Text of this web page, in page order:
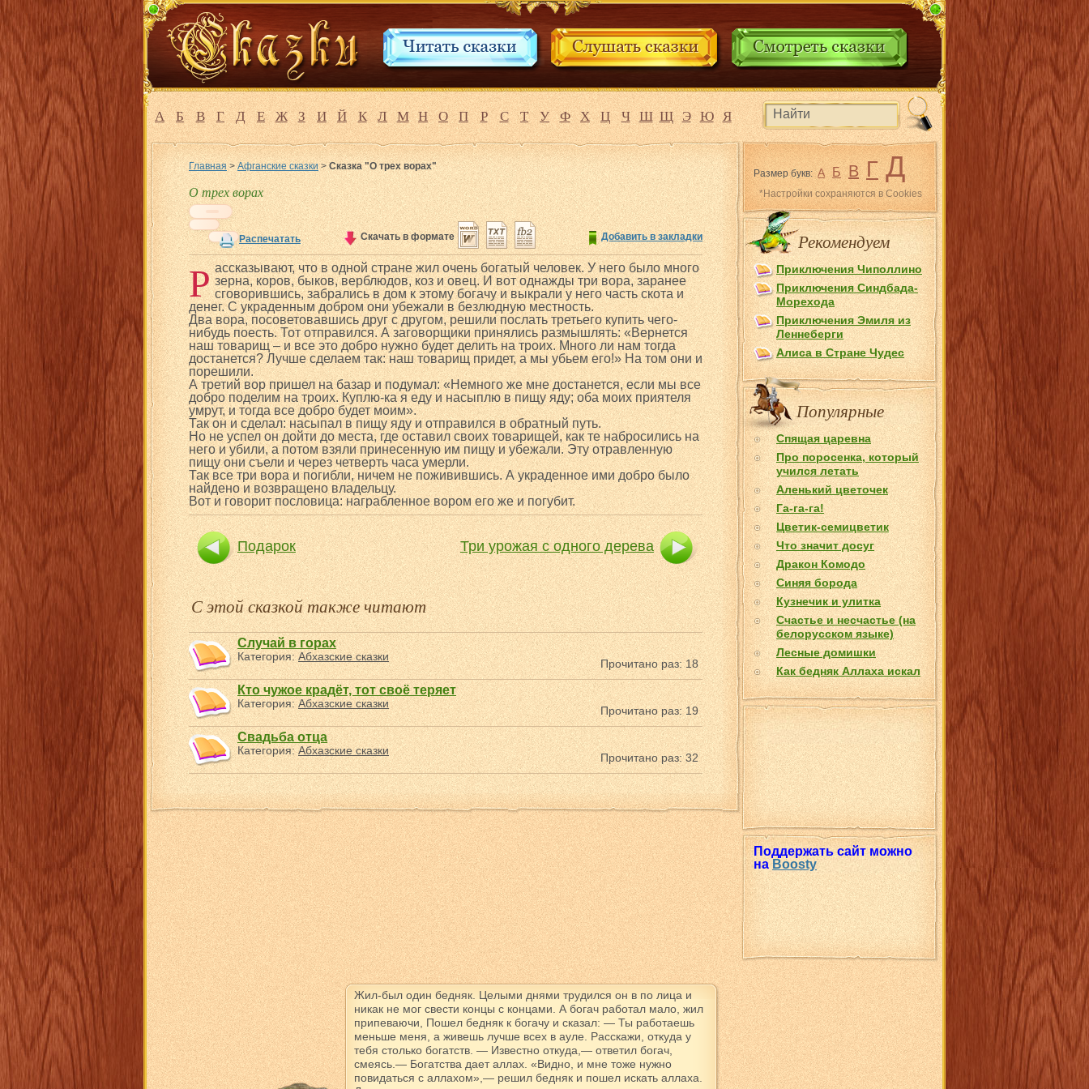
А Б В Г Д Е Ж З И Й К Л М Н О П Р С Т У Ф Х Ц Ч Ш Щ Э Ю Я
Размер букв: А Б В Г Д
*Настройки сохраняются в Cookies
Рекомендуем
Приключения Чиполлино
Приключения Синдбада-
Морехода
Приключения Эмиля из
Лeннеберги
Алиса в Стране Чудес
Популярные
Спящая царевна
Про поросенка, который
учился летать
Аленький цветочек
Га-га-га!
Цветик-семицветик
Что значит досуг
Дракон Комодо
Синяя борода
Кузнечик и улитка
Счастье и несчастье (на
белорусском языке)
Лесные домишки
Как бедняк Аллаха искал
Поддержать сайт можно
наBoosty
Главная >Афганские сказки>Сказка "О трех ворах"
О трех ворах
Распечатать Добавить в закладки
Скачать в формате
Р ассказывают, что в одной стране жил очень богатый человек. У него было много
зерна, коров, быков, верблюдов, коз и овец. И вот однажды три вора, заранее
сговорившись, забрались в дом к этому богачу и выкрали у него часть скота и
денег. С украденным добром они убежали в безлюдную местность.
Два вора, посоветовавшись друг с другом, решили послать третьего купить чего-
нибудь поесть. Тот отправился. А заговорщики принялись размышлять: «Вернется
наш товарищ – и все это добро нужно будет делить на троих. Много ли нам тогда
достанется? Лучше сделаем так: наш товарищ придет, а мы убьем его!» На том они и
порешили.
А третий вор пришел на базар и подумал: «Немного же мне достанется, если мы все
добро поделим на троих. Куплю-ка я еду и насыплю в пищу яду; оба моих приятеля
умрут, и тогда все добро будет моим».
Так он и сделал: насыпал в пищу яду и отправился в обратный путь.
Но не успел он дойти до места, где оставил своих товарищей, как те набросились на
него и убили, а потом взяли принесенную им пищу и убежали. Эту отравленную
пищу они съели и через четверть часа умерли.
Так все три вора и погибли, ничем не поживившись. А украденное ими добро было
найдено и возвращено владельцу.
Вот и говорит пословица: награбленное вором его же и погубит.
Подарок Три урожая с одного дерева
С этой сказкой также читают
Случай в горах
Категория:Абхазские сказки
Прочитано раз: 18
Кто чужое крадёт, тот своё теряет
Категория:Абхазские сказки
Прочитано раз: 19
Свадьба отца
Категория:Абхазские сказки
Прочитано раз: 32
Жил-был один бедняк. Целыми днями трудился он в по лица и
никак не мог свести концы с концами. А богач работал мало, жил
припеваючи, Пошел бедняк к богачу и сказал: — Ты работаешь
меньше меня, а живешь лучше всех в ауле. Расскажи, откуда у
тебя столько богатств. — Известно откуда,— ответил богач,
смеясь.— Богатства дает аллах. «Видно, и мне тоже нужно
повидаться с аллахом»,— решил бедняк и пошел искать аллаха.